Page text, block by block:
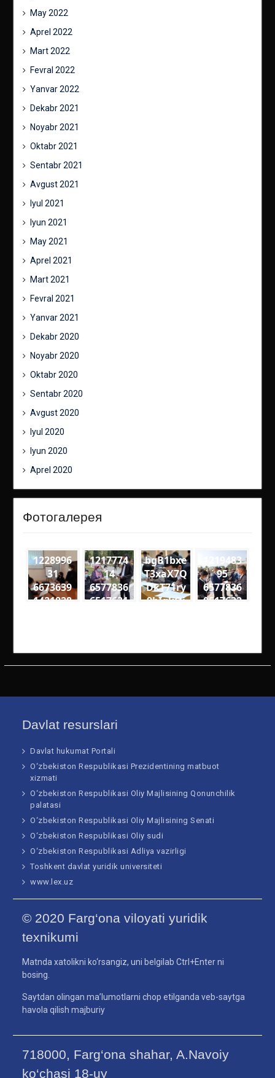
May 2022
Aprel 2022
Mart 2022
Fevral 2022
Yanvar 2022
Dekabr 2021
Noyabr 2021
Oktabr 2021
Sentabr 2021
Avgust 2021
Iyul 2021
Iyun 2021
May 2021
Aprel 2021
Mart 2021
Fevral 2021
Yanvar 2021
Dekabr 2020
Noyabr 2020
Oktabr 2020
Sentabr 2020
Avgust 2020
Iyul 2020
Iyun 2020
Aprel 2020
Фотогалерея
1228996
31
6673639
1421828
10252 n
1217774
14
6577836
6517631
73813 n
bgB1bxe
T3xaX7Q
DkT71ry
9bIgkQj
1219483
95
6577836
0517632
5906 n
Davlat resurslari
Davlat hukumat Portali
O‘zbekiston Respublikasi Prezidentining matbuot
xizmati
O‘zbekiston Respublikasi Oliy Majlisining Qonunchilik
palatasi
O‘zbekiston Respublikasi Oliy Majlisining Senati
O‘zbekiston Respublikasi Oliy sudi
O‘zbekiston Respublikasi Adliya vazirligi
Toshkent davlat yuridik universiteti
www.lex.uz
© 2020 Farg‘ona viloyati yuridik
texnikumi
Matnda xatolikni ko‘rsangiz, uni belgilab Ctrl+Enter ni
bosing.
Saytdan olingan ma’lumotlarni chop etilganda veb-saytga
havola qilish majburiy
718000, Farg‘ona shahar, A.Navoiy
ko‘chasi 18-uy